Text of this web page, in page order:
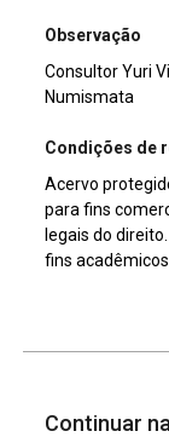
Observação
Consultor Yuri
Numismata
Condições de
Acervo
para fins
legais do
fins
Continuar